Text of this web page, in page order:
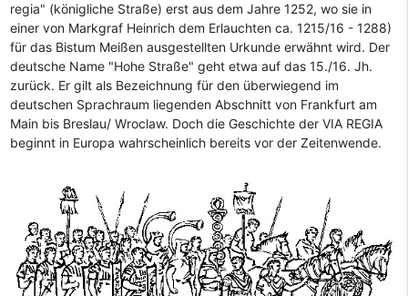
regia" (königliche Straße) erst aus dem Jahre 1252, wo sie in
einer von Markgraf Heinrich dem Erlauchten ca. 1215/16 - 1288)
für das Bistum Meißen ausgestellten Urkunde erwähnt wird. Der
deutsche Name "Hohe Straße" geht etwa auf das 15./16. Jh.
zurück. Er gilt als Bezeichnung für den überwiegend im
deutschen Sprachraum liegenden Abschnitt von Frankfurt am
Main bis Breslau/ Wroclaw. Doch die Geschichte der VIA REGIA
beginnt in Europa wahrscheinlich bereits vor der Zeitenwende.